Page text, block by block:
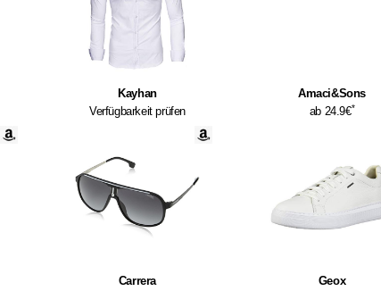
Kayhan
Verfügbarkeit prüfen
Amaci&Sons
ab 24.9€*
Carrera
Geox